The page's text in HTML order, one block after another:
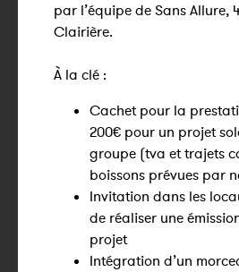
par l’équipe de Sans Allure,
Clairière.
À la clé :
Cachet pour la
200€ pour un projet
groupe (tva et trajets
boissons prévues par
Invitation dans les
de réaliser une
projet
Intégration d’un